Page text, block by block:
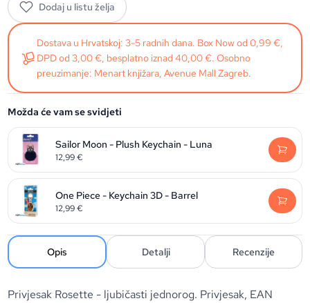
Dodaj u listu želja
Dostava u Hrvatskoj: 3-5 radnih dana. Box Now od 0,99 €,
DPD od 3,00 €, besplatno iznad 40,00 €. Osobno
preuzimanje: Menart knjižara, Avenue Mall Zagreb.
Možda će vam se svidjeti
Sailor Moon - Plush Keychain - Luna
12,99€
One Piece - Keychain 3D - Barrel
12,99€
Opis Detalji Recenzije
Privjesak Rosette - ljubičasti jednorog. Privjesak, EAN